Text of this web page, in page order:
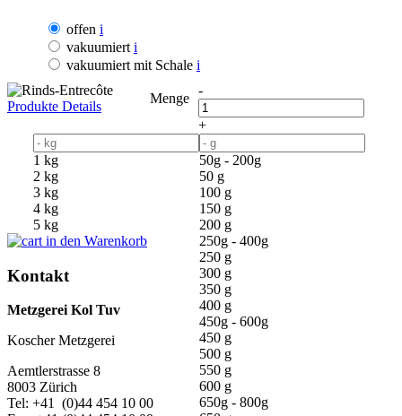
offen i
vakuumiert i
vakuumiert mit Schale i
-
+
Menge
50g - 200g
50 g
100 g
150 g
200 g
250g - 400g
250 g
300 g
350 g
400 g
450g - 600g
450 g
500 g
550 g
600 g
650g - 800g
1 kg
2 kg
3 kg
4 kg
5 kg
Produkte Details
in den Warenkorb
Kontakt
Metzgerei Kol Tuv
Koscher Metzgerei
Aemtlerstrasse 8
8003 Zürich
Tel: +41 (0)44 454 10 00